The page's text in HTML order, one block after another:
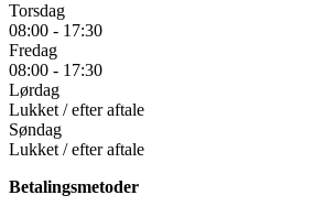
Torsdag
08:00 - 17:30
Fredag
08:00 - 17:30
Lørdag
Lukket / efter aftale
Søndag
Lukket / efter aftale
Betalingsmetoder